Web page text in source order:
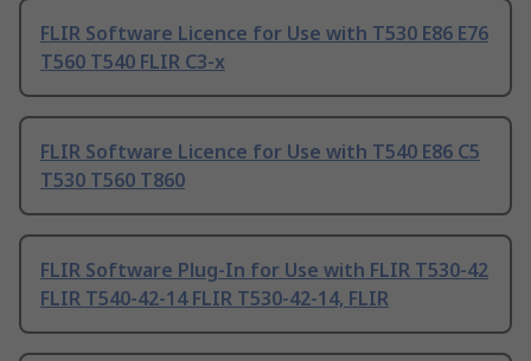
FLIR Software Licence for Use with T530 E86 E76
T560 T540 FLIR C3-x
FLIR Software Licence for Use with T540 E86 C5
T530 T560 T860
FLIR Software Plug-In for Use with FLIR T530-42
FLIR T540-42-14 FLIR T530-42-14, FLIR